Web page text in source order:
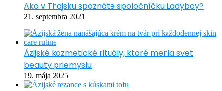
Ako v Thajsku spoznáte spoločníčku Ladyboy?
21. septembra 2021
Ázijské kozmetické rituály, ktoré menia svet
beauty priemyslu
19. mája 2025